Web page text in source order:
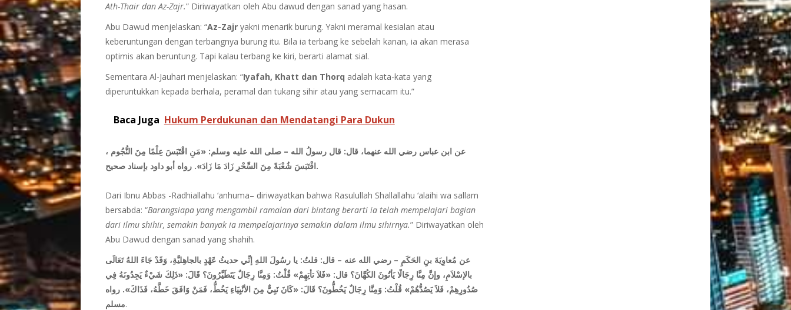
Ath-Thair dan Az-Zajr.” Diriwayatkan oleh Abu dawud dengan sanad yang hasan.
Abu Dawud menjelaskan: “Az-Zajryakni menarik burung. Yakni meramal kesialan atau
keberuntungan dengan terbangnya burung itu. Bila ia terbang ke sebelah kanan, ia akan merasa
optimis akan beruntung. Tapi kalau terbang ke kiri, berarti alamat sial.
Sementara Al-Jauhari menjelaskan: “Iyafah, Khatt dan Thorq adalah kata-kata yang
diperuntukkan kepada berhala, peramal dan tukang sihir atau yang semacam itu.”
Baca Juga Hukum Perdukunan dan Mendatangi Para Dukun
عن ابن عباس رضي الله عنهما، قال: قال رسولُ الله – صلى الله عليه وسلم: «مَنِ اقْتَبَسَ عِلْمًا مِنَ النُّجُوم ،
اقْتَبَسَ شُعْبَةً مِنَ السِّحْرِ زَادَ مَا زَادَ». رواه أبو داود بإسناد صحيح.
Dari Ibnu Abbas -Radhiallahu ‘anhuma– diriwayatkan bahwa Rasulullah Shallallahu ‘alaihi wa sallam
bersabda: “Barangsiapa yang mengambil ramalan dari bintang berarti ia telah mempelajari bagian
dari ilmu shihir, semakin banyak ia mempelajarinya semakin dalam ilmu sihirnya.” Diriwayatkan oleh
Abu Dawud dengan sanad yang shahih.
عن مُعاوِيَةَ بنِ الحَكَمِ – رضي الله عنه – قال: قلتُ: يا رسُولَ اللهِ إنِّي حديثُ عَهْدٍ بالجاهِليَّةِ، وَقَدْ جَاءَ اللهُ تَعَالَى
بالإسْلاَمِ، وإنَّ مِنَّا رِجَالًا يَأتُونَ الكُهَّانَ؟ قال: «فَلاَ تأتِهِمْ» قُلْتُ: وَمِنَّا رِجَالٌ يَتَطَيَّرُونَ؟ قَالَ: «ذَلِكَ شَيْءٌ يَجِدُونَهُ فِي
صُدُورِهِمْ، فَلاَ يَصُدُّهُمْ» قُلْتُ: وَمِنَّا رِجَالٌ يَخُطُّونَ؟ قَالَ: «كَانَ نَبِيٌّ مِنَ الأنْبِيَاءِ يَخُطُّ، فَمَنْ وَافَقَ خَطَّهُ، فَذَاكَ». رواه
مسلم.